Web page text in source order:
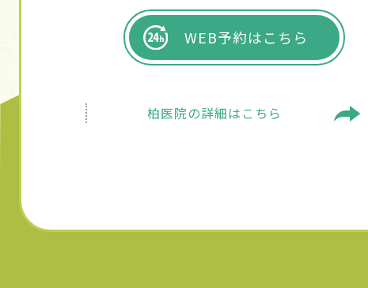
WEB予約はこちら
柏医院の詳細はこちら